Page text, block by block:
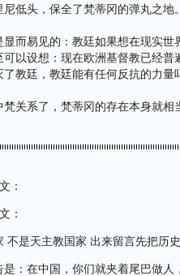
尼低头，保全了梵蒂冈的弹丸之地
显而易见的：教廷如果想在现实
可以设想：现在欧洲基督教已经
了教廷，教廷能有任何反抗的力量
梵关系了，梵蒂冈的存在本身就相
：
：
不是天主教国家 出来留言先把历
是：在中国，你们就夹着尾巴做人